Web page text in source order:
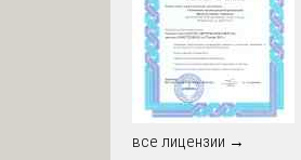
все лицензии →